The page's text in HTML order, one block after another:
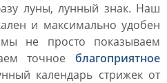
луны, лунный знак. Наш
и максимально удобен
не просто показываем
точное благоприятное
календарь стрижек от